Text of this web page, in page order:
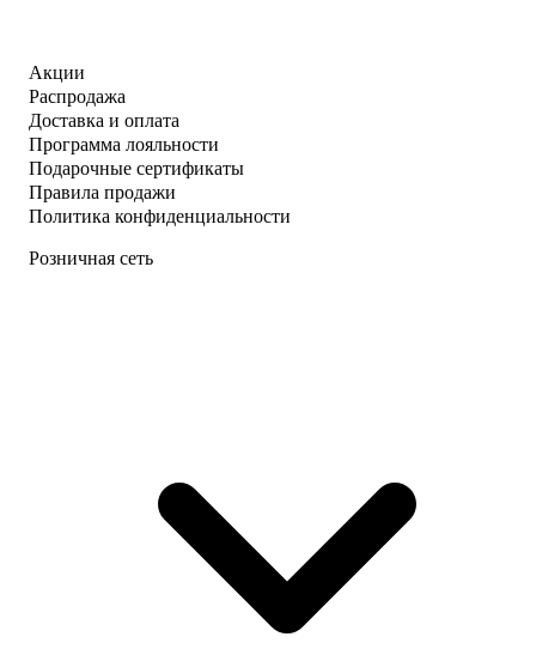
Акции
Распродажа
Доставка и оплата
Программа лояльности
Подарочные сертификаты
Правила продажи
Политика конфиденциальности
Розничная сеть